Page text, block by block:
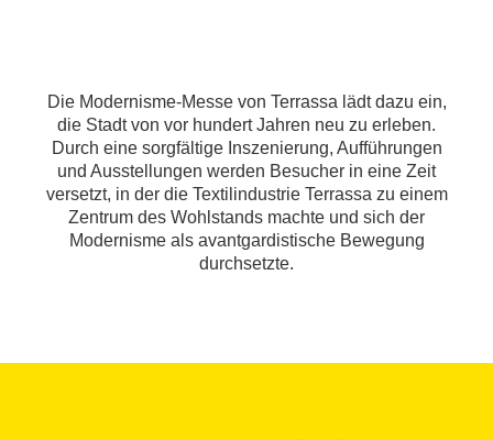
Die Modernisme-Messe von Terrassa lädt dazu ein,
die Stadt von vor hundert Jahren neu zu erleben.
Durch eine sorgfältige Inszenierung, Aufführungen
und Ausstellungen werden Besucher in eine Zeit
versetzt, in der die Textilindustrie Terrassa zu einem
Zentrum des Wohlstands machte und sich der
Modernisme als avantgardistische Bewegung
durchsetzte.